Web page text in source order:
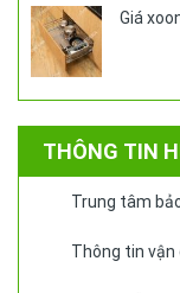
Giá
THÔNG TIN
Trung tâm
Thông tin vận